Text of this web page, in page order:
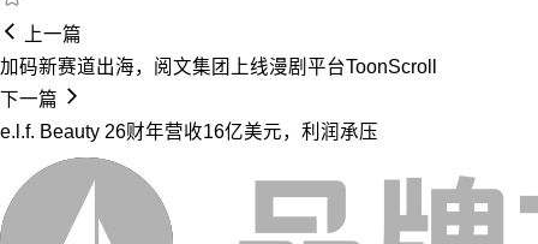
上一篇
加码新赛道出海，阅文集团上线漫剧平台ToonScroll
下一篇
e.l.f. Beauty 26财年营收16亿美元，利润承压